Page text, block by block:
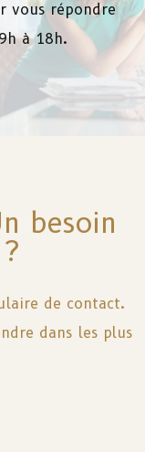
vous répondre
à 18h.
besoin
de contact.
dans les plus